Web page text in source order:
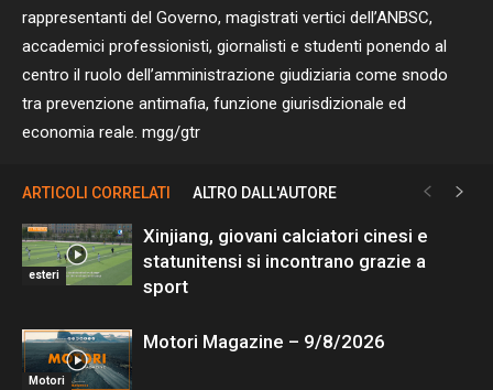
rappresentanti del Governo, magistrati vertici dell’ANBSC,
accademici professionisti, giornalisti e studenti ponendo al
centro il ruolo dell’amministrazione giudiziaria come snodo
tra prevenzione antimafia, funzione giurisdizionale ed
economia reale. mgg/gtr
ARTICOLI CORRELATI ALTRO DALL'AUTORE
esteri
Xinjiang, giovani calciatori cinesi e
statunitensi si incontrano grazie a
sport
Motori
Motori Magazine – 9/8/2026